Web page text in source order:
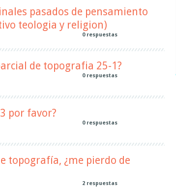
pasados de pensamiento
teologia y religion)
0respuestas
de topografia 25-1?
0respuestas
por favor?
0respuestas
topografía, ¿me pierdo de
2 respuestas